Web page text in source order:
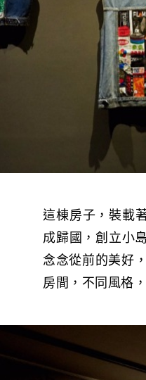
這棟房子，裝載
成歸國，創立小
念念從前的美好
房間，不同風格